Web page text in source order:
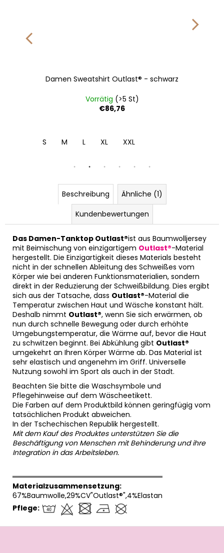
Damen Sweatshirt Outlast® - schwarz
Vorrätig (>5 St)
€86,76
S M L XL XXL
Beschreibung
Ähnliche (1)
Kundenbewertungen
Das Damen-Tanktop Outlast®ist aus Baumwolljersey
mit Beimischung von einzigartigem Outlast®-Material
hergestellt. Die Einzigartigkeit dieses Materials besteht
nicht in der schnellen Ableitung des Schweißes vom
Körper wie bei anderen Funktionsmaterialien, sondern
direkt in der Reduzierung der Schweißbildung. Dies ergibt
sich aus der Tatsache, dass Outlast®-Material die
Temperatur zwischen Haut und Wäsche konstant hält.
Deshalb nimmt Outlast®, wenn Sie sich erwärmen, ob
nun durch schnelle Bewegung oder durch erhöhte
Umgebungstemperatur, die Wärme auf, bevor die Haut
zu schwitzen beginnt. Bei Abkühlung gibt Outlast®
umgekehrt an Ihren Körper Wärme ab. Das Material ist
sehr elastisch und angenehm im Griff. Universelle
Nutzung sowohl im Sport als auch in der Stadt.
Beachten Sie bitte die Waschsymbole und
Pflegehinweise auf dem Wäscheetikett.
Die Farben auf dem Produktbild können geringfügig vom
tatsächlichen Produkt abweichen.
In der Tschechischen Republik hergestellt.
Mit dem Kauf des Produktes unterstützen Sie die
Beschäftigung von Menschen mit Behinderung und ihre
Integration in das Arbeitsleben.
══════════════════════════════
Materialzusammensetzung:
67%Baumwolle,29%CV"Outlast®",4%Elastan
Pflege:
F